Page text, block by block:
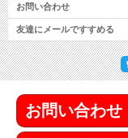
お問い合わせ
友達にメールですすめる
お問い合わせ